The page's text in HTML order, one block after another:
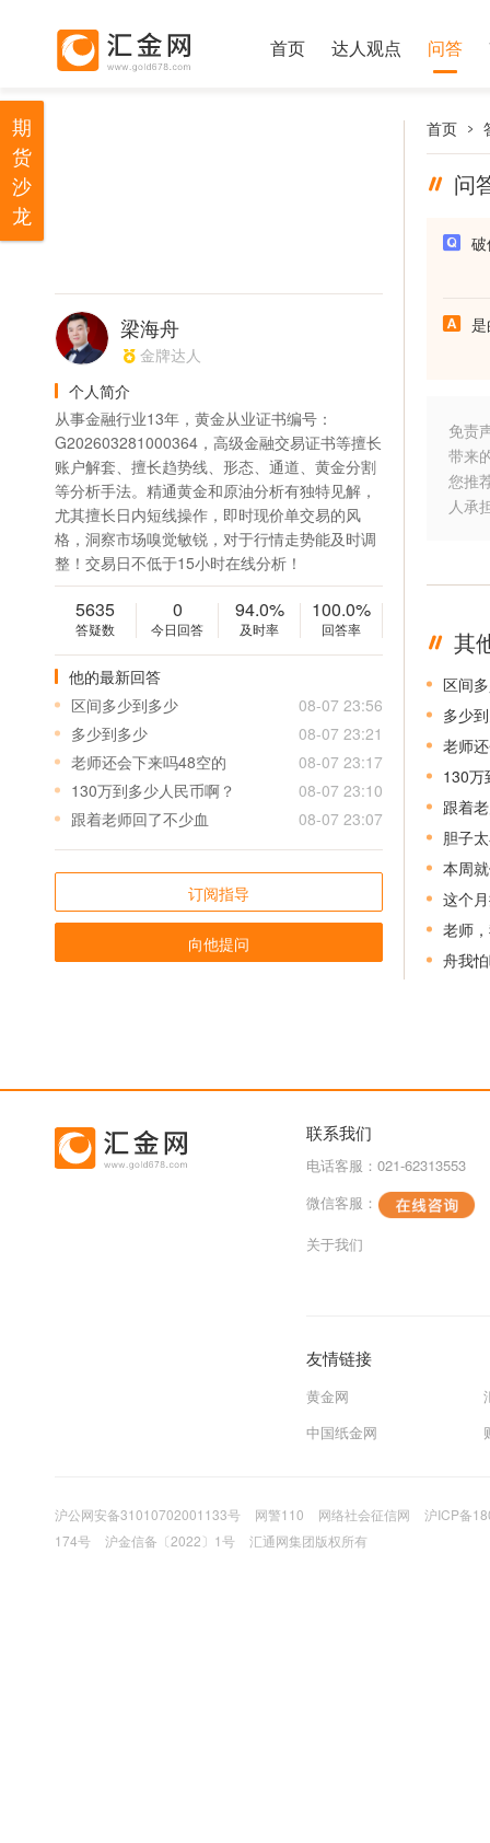
首页 达人观点 问答
梁海舟
金牌达人
个人简介
从事金融行业13年，黄金从业证书编号：
G202603281000364，高级金融交易证书等擅长
账户解套、擅长趋势线、形态、通道、黄金分割
等分析手法。精通黄金和原油分析有独特见解，
尤其擅长日内短线操作，即时现价单交易的风
格，洞察市场嗅觉敏锐，对于行情走势能及时调
整！交易日不低于15小时在线分析！
5635
答疑数
0
今日回答
94.0%
及时率
100.0%
回答率
他的最新回答
区间多少到多少
08-07 23:56
多少到多少
08-07 23:21
老师还会下来吗48空的
08-07 23:17
130万到多少人民币啊？
08-07 23:10
跟着老师回了不少血
08-07 23:07
订阅指导
向他提问
首页
问
免责
带来
您推
人承
其
区间
多少
老师
130万
跟着
胆子
本周
这个
老师
舟我
联系我们
电话客服：021-62313553
微信客服：
关于我们
友情链接
黄金网
中国纸金网
沪公网安备31010702001133号 网警110 网络社会征信网
沪ICP备
174号
沪金信备〔2022〕1号 汇通网集团版权所有
期
货
沙
龙